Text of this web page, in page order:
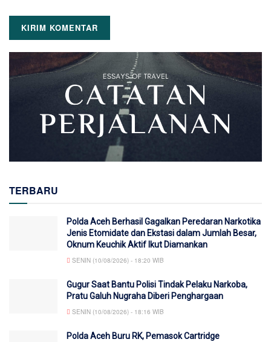
TERBARU
Polda Aceh Berhasil Gagalkan Peredaran Narkotika
Jenis Etomidate dan Ekstasi dalam Jumlah Besar,
Oknum Keuchik Aktif Ikut Diamankan
SENIN (10/08/2026) - 18:20 WIB
Gugur Saat Bantu Polisi Tindak Pelaku Narkoba,
Pratu Galuh Nugraha Diberi Penghargaan
SENIN (10/08/2026) - 18:16 WIB
Polda Aceh Buru RK, Pemasok Cartridge